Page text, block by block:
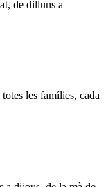
de dilluns a
les famílies, cada